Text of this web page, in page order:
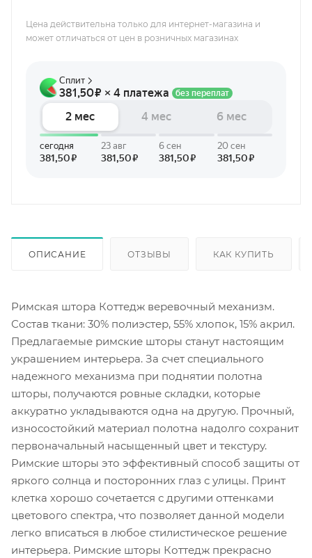
Цена действительна только для интернет-магазина и
может отличаться от цен в розничных магазинах
ОПИСАНИЕ ОТЗЫВЫ КАК КУПИТЬ
Римская штора Коттедж веревочный механизм.
Состав ткани: 30% полиэстер, 55% хлопок, 15% акрил.
Предлагаемые римские шторы станут настоящим
украшением интерьера. За счет специального
надежного механизма при поднятии полотна
шторы, получаются ровные складки, которые
аккуратно укладываются одна на другую. Прочный,
износостойкий материал полотна надолго сохранит
первоначальный насыщенный цвет и текстуру.
Римские шторы это эффективный способ защиты от
яркого солнца и посторонних глаз с улицы. Принт
клетка хорошо сочетается с другими оттенками
цветового спектра, что позволяет данной модели
легко вписаться в любое стилистическое решение
интерьера. Римские шторы Коттедж прекрасно